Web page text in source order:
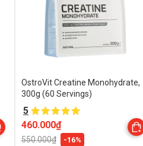
OstroVit Creatine Monohydrate,
300g (60 Servings)
5
460.000₫
550.000₫ -16%